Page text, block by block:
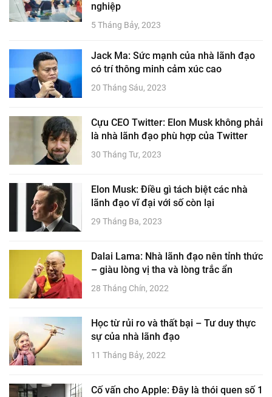
nghiệp
5 Tháng Bảy, 2023
Jack Ma: Sức mạnh của nhà lãnh đạo
có trí thông minh cảm xúc cao
20 Tháng Sáu, 2023
Cựu CEO Twitter: Elon Musk không phải
là nhà lãnh đạo phù hợp của Twitter
30 Tháng Tư, 2023
Elon Musk: Điều gì tách biệt các nhà
lãnh đạo vĩ đại với số còn lại
29 Tháng Ba, 2023
Dalai Lama: Nhà lãnh đạo nên tỉnh thức
– giàu lòng vị tha và lòng trắc ẩn
28 Tháng Chín, 2022
Học từ rủi ro và thất bại – Tư duy thực
sự của nhà lãnh đạo
11 Tháng Bảy, 2022
Cố vấn cho Apple: Đây là thói quen số 1